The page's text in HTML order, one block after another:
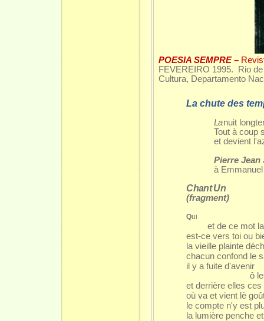
POESIA SEMPRE –
FEVEREIRO 1995. Rio
Cultura, Departamento
La chute des
Lanuit
Tout à coup
et devient
Pierre Jean
à
Chant Un
(fragment)
Qui
et de ce mot
est-ce vers toi ou
la vieille plainte
chacun confond le
il y a fuite d'avenir
ô
et derrière elles
où va et vient lè
le compte n'y est
la lumière penche et